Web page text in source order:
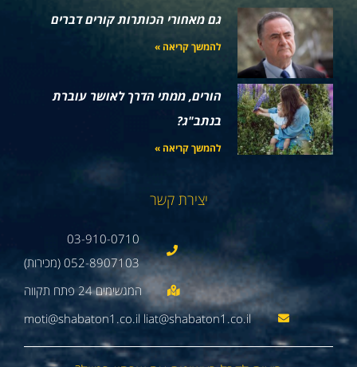
גם מאחורי הכותרות קורים דברים
להמשך קריאה »
הורים, ממתי הדרך לאושר עוברת
בנתב"ג?
להמשך קריאה »
יצירת קשר
03-910-0710
052-8907103 (מכירות)
moti@shabaton1.co.il liat@shabaton1.co.il